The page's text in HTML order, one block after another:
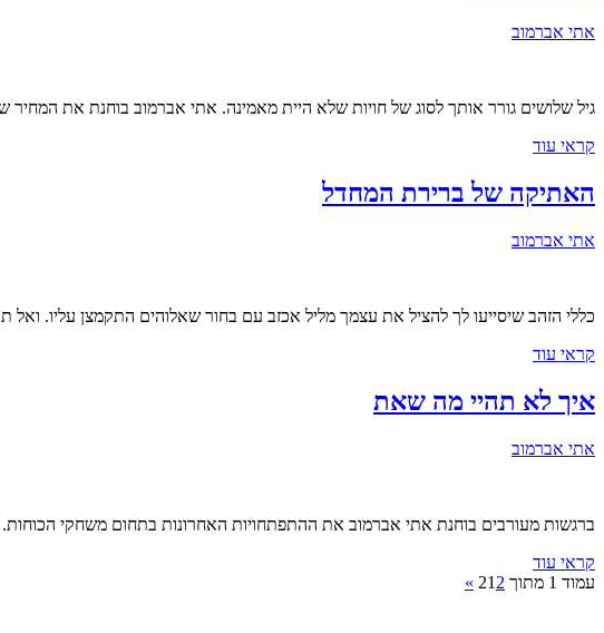
אתי אברמוב
גיל שלושים גורר אותך לסוג של חויות שלא היית מאמינה. אתי אברמוב בוחנת את
קראי עוד
האתיקה של ברירת המחדל
אתי אברמוב
כללי הזהב שיסייעו לך להציל את עצמך מליל אכזב עם בחור שאלוהים התקמצן עליו.
קראי עוד
איך לא תהיי מה שאת
אתי אברמוב
ברגשות מעורבים בוחנת אתי אברמוב את ההתפתחויות האחרונות בתחום משחקי
קראי עוד
עמוד 1 מתוך 2
1 2
»